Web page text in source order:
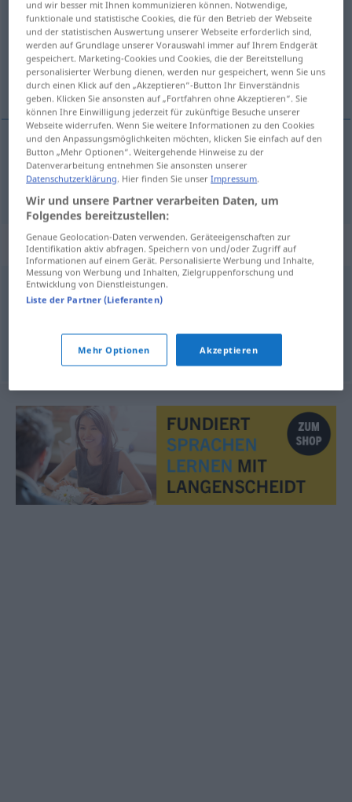
Übersicht aller Übersetzungen
(Für mehr Details die Übersetzung anklicken/antippen)
schließen, zumachen
schließen,zumachen lukke
Synonyme für "lukke"
avskjære,blokkere,forby,
und wir besser mit Ihnen kommunizieren können. Notwendige,
funktionale und statistische Cookies, die für den Betrieb der Webseite
und der statistischen Auswertung unserer Webseite erforderlich sind,
werden auf Grundlage unserer Vorauswahl immer auf Ihrem Endgerät
gespeichert. Marketing-Cookies und Cookies, die der Bereitstellung
personalisierter Werbung dienen, werden nur gespeichert, wenn Sie uns
durch einen Klick auf den „Akzeptieren“-Button Ihr Einverständnis
geben. Klicken Sie ansonsten auf „Fortfahren ohne Akzeptieren“. Sie
können Ihre Einwilligung jederzeit für zukünftige Besuche unserer
Webseite widerrufen. Wenn Sie weitere Informationen zu den Cookies
und den Anpassungsmöglichkeiten möchten, klicken Sie einfach auf den
Button „Mehr Optionen“. Weitergehende Hinweise zu der
Datenverarbeitung entnehmen Sie ansonsten unserer
Datenschutzerklärung . Hier finden Sie unserImpressum
Wir und unsere Partner verarbeiten Daten, um
Folgendes bereitzustellen:
Genaue Geolocation-Daten verwenden. Geräteeigenschaften zur
Identifikation aktiv abfragen. Speichern von und/oder Zugriff auf
Informationen auf einem Gerät. Personalisierte Werbung und Inhalte,
Messung von Werbung und Inhalten, Zielgruppenforschung und
Entwicklung von Dienstleistungen.
Liste der Partner (Lieferanten)
Mehr Optionen Akzeptieren